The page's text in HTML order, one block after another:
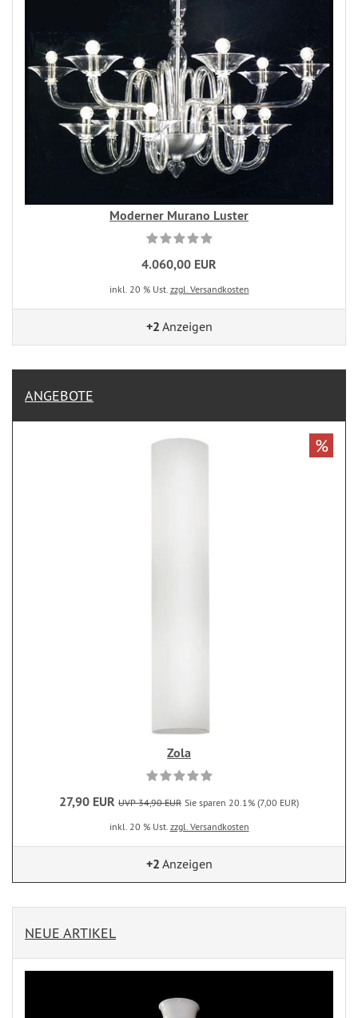
Moderner Murano Luster
4.060,00 EUR
inkl. 20 % Ust. zzgl. Versandkosten
+2 Anzeigen
ANGEBOTE
Zola
27,90 EUR UVP 34,90 EUR Sie sparen 20.1% (7,00 EUR)
inkl. 20 % Ust. zzgl. Versandkosten
%
+2 Anzeigen
NEUE ARTIKEL